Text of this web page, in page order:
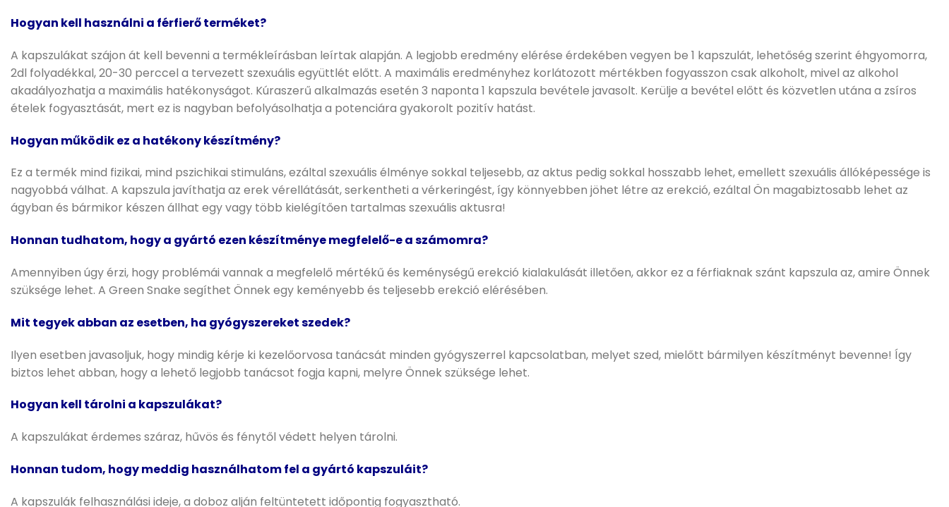
Hogyan kell használni a férfierő terméket?
A kapszulákat szájon át kell bevenni a termékleírásban leírtak alapján. A legjobb eredmény elérése érdekében vegyen be 1 kapszulát, lehetőség szerint éhgyomorra,
2dl folyadékkal, 20-30 perccel a tervezett szexuális együttlét előtt. A maximális eredményhez korlátozott mértékben fogyasszon csak alkoholt, mivel az alkohol
akadályozhatja a maximális hatékonyságot. Kúraszerű alkalmazás esetén 3 naponta 1 kapszula bevétele javasolt. Kerülje a bevétel előtt és közvetlen utána a zsíros
ételek fogyasztását, mert ez is nagyban befolyásolhatja a potenciára gyakorolt pozitív hatást.
Hogyan működik ez a hatékony készítmény?
Ez a termék mind fizikai, mind pszichikai stimuláns, ezáltal szexuális élménye sokkal teljesebb, az aktus pedig sokkal hosszabb lehet, emellett szexuális állóképessége is
nagyobbá válhat. A kapszula javíthatja az erek vérellátását, serkentheti a vérkeringést, így könnyebben jöhet létre az erekció, ezáltal Ön magabiztosabb lehet az
ágyban és bármikor készen állhat egy vagy több kielégítően tartalmas szexuális aktusra!
Honnan tudhatom, hogy a gyártó ezen készítménye megfelelő-e a számomra?
Amennyiben úgy érzi, hogy problémái vannak a megfelelő mértékű és keménységű erekció kialakulását illetően, akkor ez a férfiaknak szánt kapszula az, amire Önnek
szüksége lehet. A Green Snake segíthet Önnek egy keményebb és teljesebb erekció elérésében.
Mit tegyek abban az esetben, ha gyógyszereket szedek?
Ilyen esetben javasoljuk, hogy mindig kérje ki kezelőorvosa tanácsát minden gyógyszerrel kapcsolatban, melyet szed, mielőtt bármilyen készítményt bevenne! Így
biztos lehet abban, hogy a lehető legjobb tanácsot fogja kapni, melyre Önnek szüksége lehet.
Hogyan kell tárolni a kapszulákat?
A kapszulákat érdemes száraz, hűvös és fénytől védett helyen tárolni.
Honnan tudom, hogy meddig használhatom fel a gyártó kapszuláit?
A kapszulák felhasználási ideje, a doboz alján feltüntetett időpontig fogyasztható.